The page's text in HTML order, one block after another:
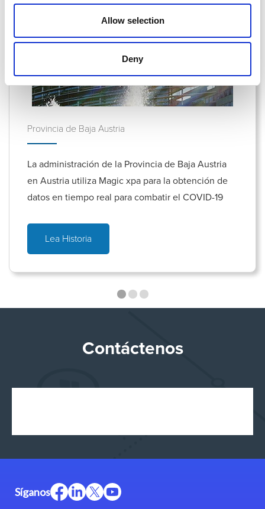
Allow selection
Deny
Provincia de Baja Austria
La administración de la Provincia de Baja Austria
en Austria utiliza Magic xpa para la obtención de
datos en tiempo real para combatir el COVID-19
Lea Historia
Contáctenos
Síganos